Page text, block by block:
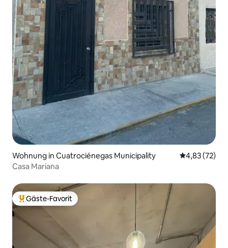
Wohnung in Cuatrociénegas Municipality
4,83 (72)
Casa Mariana
Beliebter Gäste-Favorit.
Gäste-Favorit